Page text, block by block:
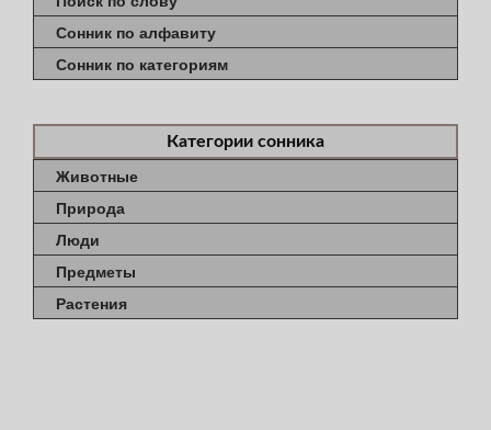
Сонник по алфавиту
Сонник по категориям
Категории сонника
Животные
Природа
Люди
Предметы
Растения